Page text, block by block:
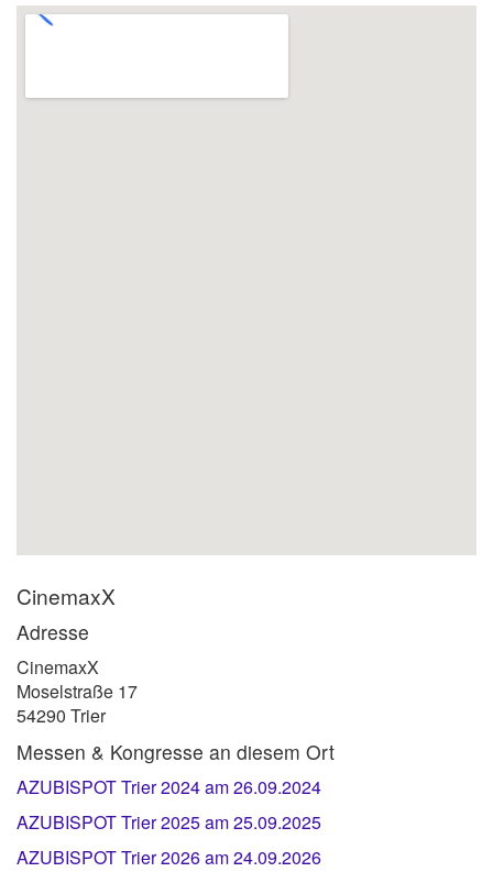
CinemaxX
Adresse
CinemaxX
Moselstraße 17
54290 Trier
Messen & Kongresse an diesem Ort
AZUBISPOT Trier 2024 am 26.09.2024
AZUBISPOT Trier 2025 am 25.09.2025
AZUBISPOT Trier 2026 am 24.09.2026